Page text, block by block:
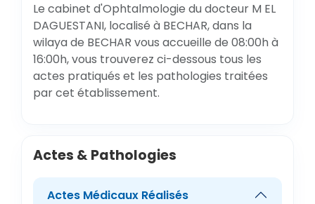
Le cabinet d'Ophtalmologie du docteur M EL
DAGUESTANI, localisé à BECHAR, dans la
wilaya de BECHAR vous accueille de 08:00h à
16:00h, vous trouverez ci-dessous tous les
actes pratiqués et les pathologies traitées
par cet établissement.
Actes & Pathologies
Actes Médicaux Réalisés